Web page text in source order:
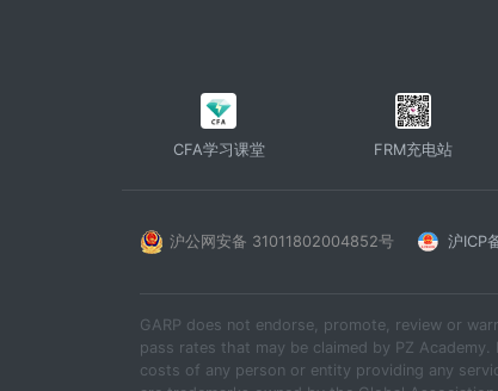
CFA学习课堂 FRM充电站
沪公网安备 31011802004852号 沪ICP
GARP does not endorse, promote, review or
pass rates that may be claimed by PZ
costs of any person or entity providing any